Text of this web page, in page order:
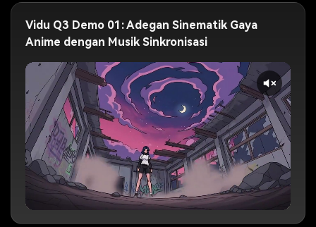
kuat."
Vidu Q3 Demo 01: Adegan Sinematik Gaya
Anime dengan Musik Sinkronisasi